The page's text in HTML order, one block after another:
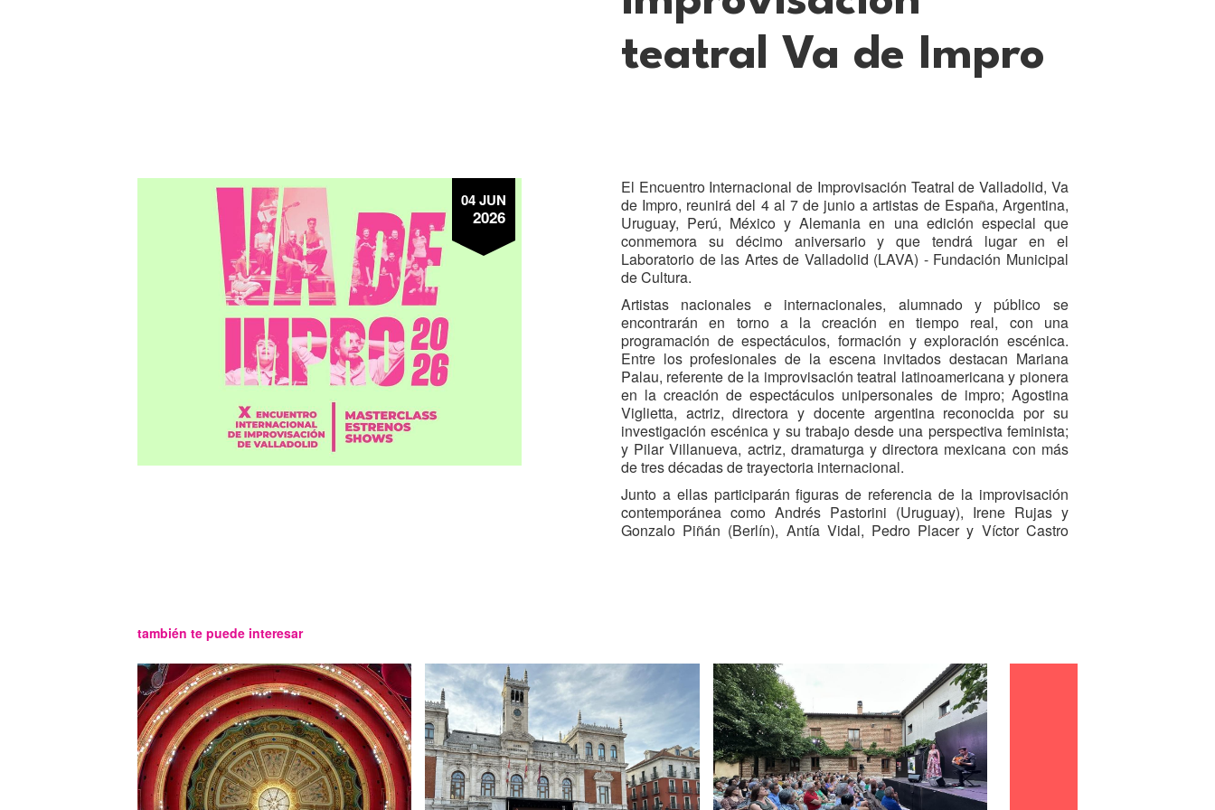
teatral Va de Impro
04 JUN
2026
El Encuentro Internacional de Improvisación Teatral de Valladolid, Va
de Impro, reunirá del 4 al 7 de junio a artistas de España, Argentina,
Uruguay, Perú, México y Alemania en una edición especial que
conmemora su décimo aniversario y que tendrá lugar en el
Laboratorio de las Artes de Valladolid (LAVA) - Fundación Municipal
de Cultura.
Artistas nacionales e internacionales, alumnado y público se
encontrarán en torno a la creación en tiempo real, con una
programación de espectáculos, formación y exploración escénica.
Entre los profesionales de la escena invitados destacan Mariana
Palau, referente de la improvisación teatral latinoamericana y pionera
en la creación de espectáculos unipersonales de impro; Agostina
Viglietta, actriz, directora y docente argentina reconocida por su
investigación escénica y su trabajo desde una perspectiva feminista;
y Pilar Villanueva, actriz, dramaturga y directora mexicana con más
de tres décadas de trayectoria internacional.
Junto a ellas participarán figuras de referencia de la improvisación
contemporánea como Andrés Pastorini (Uruguay), Irene Rujas y
Gonzalo Piñán (Berlín), Antía Vidal, Pedro Placer y Víctor Castro
convertirá en punto de encuentro para profesionales, alumnado y
amantes de la improvisación teatral, con propuestas que exploran
múltiples lenguajes escénicos, que abarcan desde la comedia y el
teatro físico hasta la dramaturgia más íntima y literaria.
Impulsado por la compañía Impro Valladolid, Va de Impro nació en
2017 dentro de la programación del Festival Internacional de Teatro y
Artes de Calle (TAC) y desde 2021 se desarrolla como festival
independiente. En estos diez años ha reunido a más de 180 artistas
también te puede interesar